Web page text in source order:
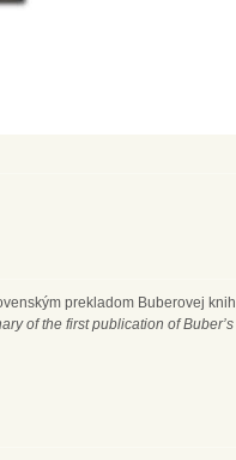
prekladom Buberovej
of the first publication of